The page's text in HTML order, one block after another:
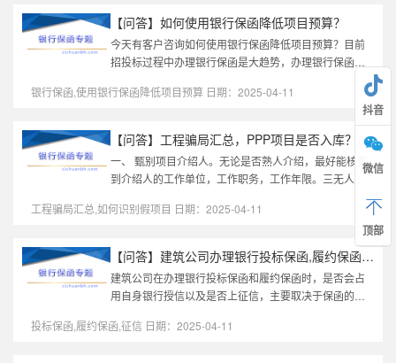
【问答】如何使用银行保函降低项目预算？
今天有客户咨询如何使用银行保函降低项目预算？目前
招投标过程中办理银行保函是大趋势，办理银行保函过
保函多为工程项目或者采购项...
银行保函,使用银行保函降低项目预算 日期：2025-04-11
【问答】工程骗局汇总，PPP项目是否入库？教您如何识别假项目!
一、 甄别项目介绍人。无论是否熟人介绍，最好能核实
到介绍人的工作单位，工作职务，工作年限。三无人
员，不可靠。二、辨别真假项目。1、正规项目通过企业
官网能查询到项目信息，央企...
工程骗局汇总,如何识别假项目 日期：2025-04-11
【问答】建筑公司办理银行投标保函,履约保函是否占用自身银行授信...
建筑公司在办理银行投标保函和履约保函时，是否会占
用自身银行授信以及是否上征信，主要取决于保函的开
用银行授信？占用授信的情况...
投标保函,履约保函,征信 日期：2025-04-11
抖音
微信
顶部